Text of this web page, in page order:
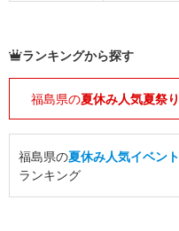
ランキングから探す
福島県の夏休み人気夏祭り
福島県の夏休み人気イベント
ランキング